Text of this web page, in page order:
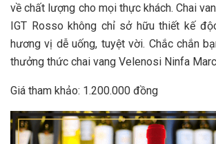
về chất lượng cho mọi thực khách. Chai
IGT Rosso không chỉ sở hữu thiết kế
hương vị dễ uống, tuyệt vời. Chắc chắn
thưởng thức chai vang Velenosi Ninfa
Giá tham khảo: 1.200.000 đồng